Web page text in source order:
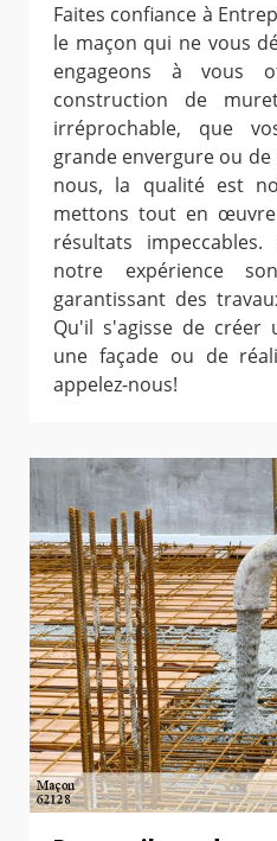
Faites confiance à
le maçon qui ne vous
engageons à vous
construction de
irréprochable, que
grande envergure ou
nous, la qualité est
mettons tout en
résultats
notre expérience
garantissant des
Qu'il s'agisse de
une façade ou de
appelez-nous!